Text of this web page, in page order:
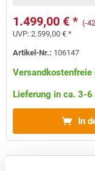
1.499,00 € * (-
UVP:2.599,00 € *
Artikel-Nr.: 106147
Versandkostenfreie
Lieferung in ca. 3-
In